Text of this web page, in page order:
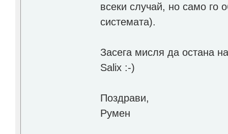
всеки случай, но само го
системата).
Засега мисля да остана
Salix :-)
Поздрави,
Румен